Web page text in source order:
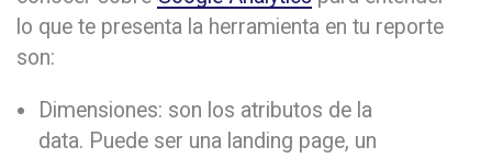
lo que te presenta la herramienta en tu reporte
son:
Dimensiones: son los atributos de la
data. Puede ser una landing page, un